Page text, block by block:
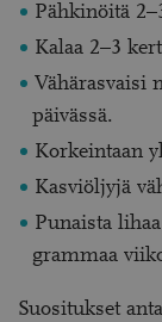
Pähkinöitä
Kalaa 2–3
Vähärasvaisi
päivässä.
Korkeintaan
Kasviöljyjä
Punaista
grammaa
Suositukset